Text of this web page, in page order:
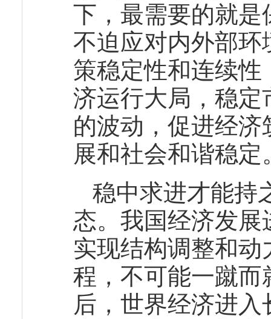
下，最需要的就
不迫应对内外部
策稳定性和连续
济运行大局，稳
的波动，促进经
展和社会和谐稳定
稳中求进才能持
态。我国经济发
实现结构调整和
程，不可能一蹴
后，世界经济进